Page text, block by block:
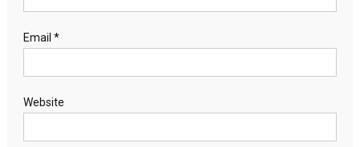
Email *
Website